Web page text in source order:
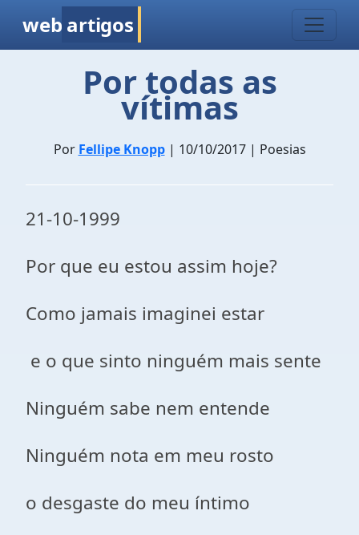
web artigos
Por todas as
vítimas
Por Fellipe Knopp| 10/10/2017 | Poesias
21-10-1999
Por que eu estou assim hoje?
Como jamais imaginei estar
e o que sinto ninguém mais sente
Ninguém sabe nem entende
Ninguém nota em meu rosto
o desgaste do meu íntimo